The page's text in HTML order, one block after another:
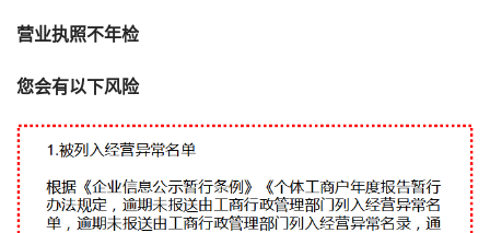
营业执照不年检
您会有以下风险